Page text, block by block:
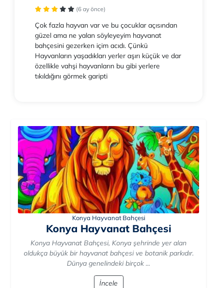
(6 ay önce)
Çok fazla hayvan var ve bu çocuklar açısından
güzel ama ne yalan söyleyeyim hayvanat
bahçesini gezerken içim acıdı. Çünkü
Hayvanların yaşadıkları yerler aşırı küçük ve dar
özellikle vahşi hayvanların bu gibi yerlere
tıkıldığını görmek garipti
Konya Hayvanat Bahçesi
Konya Hayvanat Bahçesi
Konya Hayvanat Bahçesi, Konya şehrinde yer alan
oldukça büyük bir hayvanat bahçesi ve botanik parkıdır.
Dünya genelindeki birçok ...
İncele